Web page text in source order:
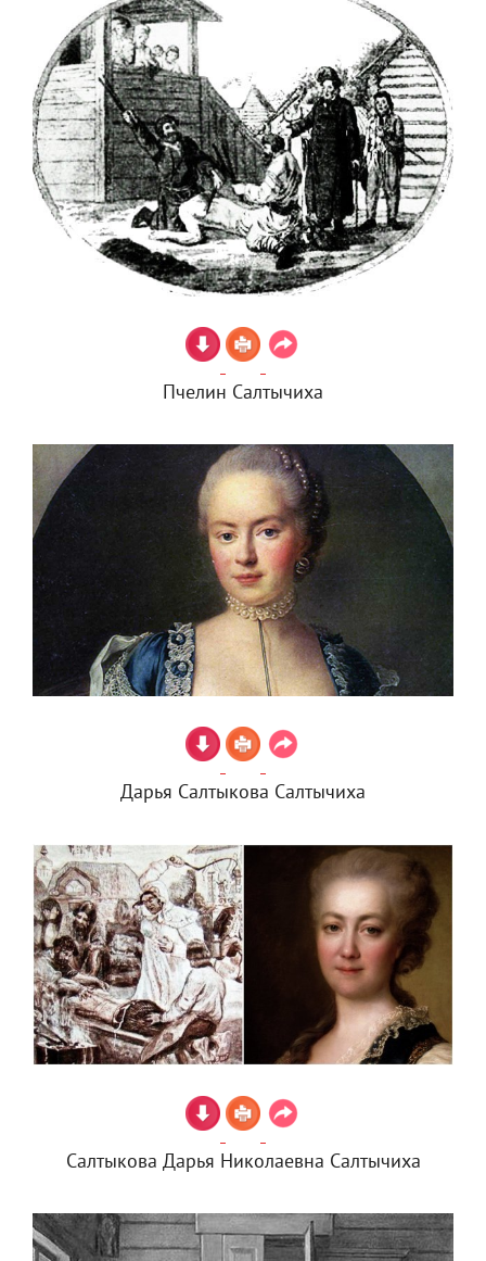
Пчелин Салтычиха
Дарья Салтыкова Салтычиха
Салтыкова Дарья Николаевна Салтычиха